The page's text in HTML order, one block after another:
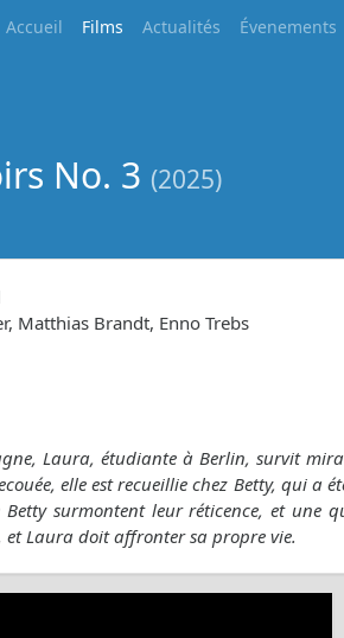
Accueil Films Actualités Évenements
No. 3 (2025)
Matthias Brandt, Enno Trebs
Laura, étudiante à Berlin, survit
elle est recueillie chez Betty, qui a
surmontent leur réticence, et une
Laura doit affronter sa propre vie.